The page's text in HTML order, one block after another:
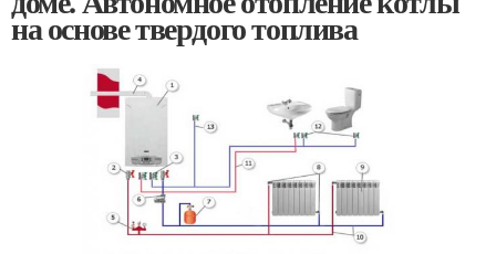
на основе твердого топлива